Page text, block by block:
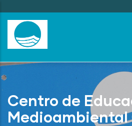
to
main
content
Centro de
Medioambiental